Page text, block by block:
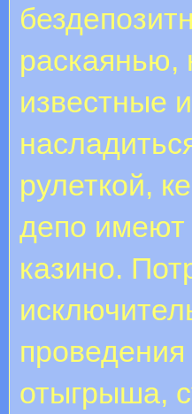
раскаянью,
известные
рулеткой,
депо имеют
казино.
проведения
отыгрыша,